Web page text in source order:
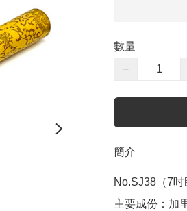
數量
−
簡介
No.SJ38（7吋
主要成份：加